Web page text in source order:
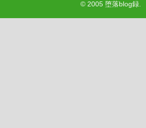
© 2005 堕落blog録.